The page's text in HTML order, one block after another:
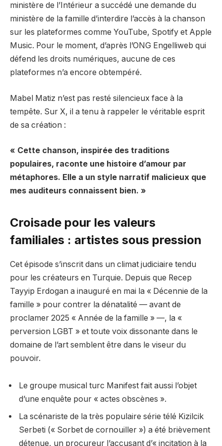
ministère de l’Intérieur a succédé une demande du
ministère de la famille d’interdire l’accès à la chanson
sur les plateformes comme YouTube, Spotify et Apple
Music. Pour le moment, d’après l’ONG Engelliweb qui
défend les droits numériques, aucune de ces
plateformes n’a encore obtempéré.
Mabel Matiz n’est pas resté silencieux face à la
tempête. Sur X, il a tenu à rappeler le véritable esprit
de sa création :
« Cette chanson, inspirée des traditions
populaires, raconte une histoire d’amour par
métaphores. Elle a un style narratif malicieux que
mes auditeurs connaissent bien. »
Croisade pour les valeurs
familiales : artistes sous pression
Cet épisode s’inscrit dans un climat judiciaire tendu
pour les créateurs en Turquie. Depuis que Recep
Tayyip Erdogan a inauguré en mai la « Décennie de la
famille » pour contrer la dénatalité — avant de
proclamer 2025 « Année de la famille » —, la «
perversion LGBT » et toute voix dissonante dans le
domaine de l’art semblent être dans le viseur du
pouvoir.
Le groupe musical turc Manifest fait aussi l’objet
d’une enquête pour « actes obscènes ».
La scénariste de la très populaire série télé Kizilcik
Serbeti (« Sorbet de cornouiller ») a été brièvement
détenue, un procureur l’accusant d’« incitation à la